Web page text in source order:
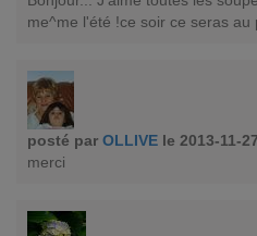
me^me l'été !ce soir ce seras au
posté par OLLIVE le 2013-11-27
merci